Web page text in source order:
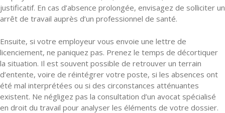
justificatif. En cas d’absence prolongée, envisagez de solliciter un
arrêt de travail auprès d’un professionnel de santé.
Ensuite, si votre employeur vous envoie une lettre de
licenciement, ne paniquez pas. Prenez le temps de décortiquer
la situation. Il est souvent possible de retrouver un terrain
d’entente, voire de réintégrer votre poste, si les absences ont
été mal interprétées ou si des circonstances atténuantes
existent. Ne négligez pas la consultation d’un avocat spécialisé
en droit du travail pour analyser les éléments de votre dossier.